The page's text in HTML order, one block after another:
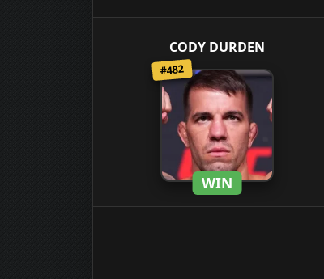
CODY DURDEN
#482
WIN